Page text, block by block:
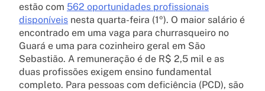
estão com 562 oportunidades profissionais
disponíveis nesta quarta-feira (1º). O maior salário é
encontrado em uma vaga para churrasqueiro no
Guará e uma para cozinheiro geral em São
Sebastião. A remuneração é de R$ 2,5 mil e as
duas profissões exigem ensino fundamental
completo. Para pessoas com deficiência (PCD), são